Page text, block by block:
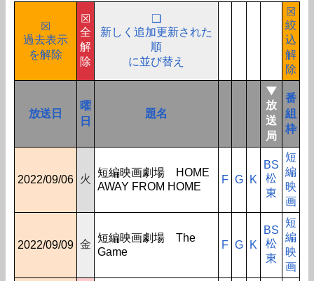
☒
過去表示
を解除
☒
全
解
除
❑
新しく追加更新された
順
に並び替え
☒
絞
込
解
除
放送日
曜
日
題名
▼
放
送
局
番
組
枠
2022/09/06 火
短編映画劇場 HOME
AWAY FROM HOME
F G K
BS
松
東
短
編
映
画
2022/09/09 金
短編映画劇場 The
Game
F G K
BS
松
東
短
編
映
画